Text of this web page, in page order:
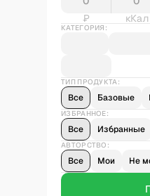
₽ кКал
КАТЕГОРИЯ:
ТИП ПРОДУКТА:
Все Базовые
ИЗБРАННОЕ:
Все Избранные
АВТОРСТВО:
Все Мои Не